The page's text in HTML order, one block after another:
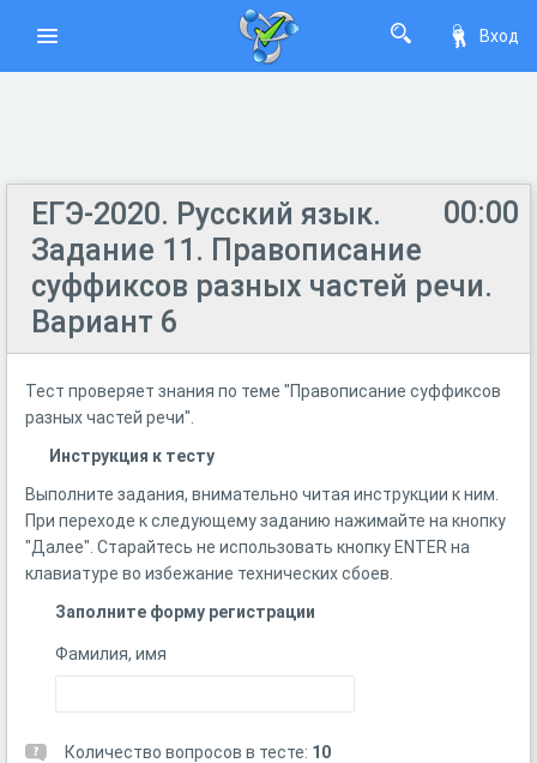
Вход
00:00
ЕГЭ-2020. Русский язык.
Задание 11. Правописание
суффиксов разных частей речи.
Вариант 6
Тест проверяет знания по теме "Правописание суффиксов
разных частей речи".
Инструкция к тесту
Выполните задания, внимательно читая инструкции к ним.
При переходе к следующему заданию нажимайте на кнопку
"Далее". Старайтесь не использовать кнопку ENTER на
клавиатуре во избежание технических сбоев.
Заполните форму регистрации
Фамилия, имя
Количество вопросов в тесте: 10